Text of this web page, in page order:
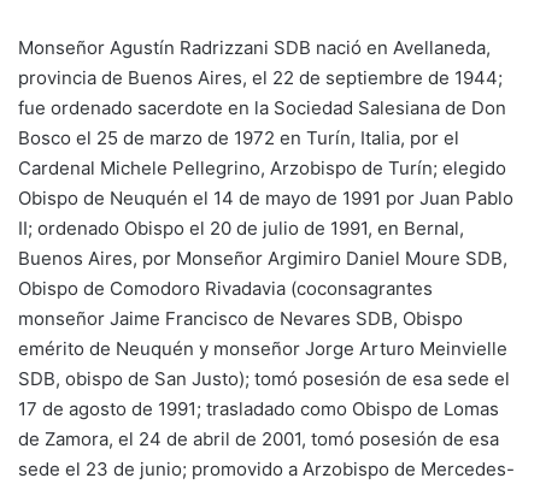
Monseñor Agustín Radrizzani SDB nació en Avellaneda,
provincia de Buenos Aires, el 22 de septiembre de 1944;
fue ordenado sacerdote en la Sociedad Salesiana de Don
Bosco el 25 de marzo de 1972 en Turín, Italia, por el
Cardenal Michele Pellegrino, Arzobispo de Turín; elegido
Obispo de Neuquén el 14 de mayo de 1991 por Juan Pablo
II; ordenado Obispo el 20 de julio de 1991, en Bernal,
Buenos Aires, por Monseñor Argimiro Daniel Moure SDB,
Obispo de Comodoro Rivadavia (coconsagrantes
monseñor Jaime Francisco de Nevares SDB, Obispo
emérito de Neuquén y monseñor Jorge Arturo Meinvielle
SDB, obispo de San Justo); tomó posesión de esa sede el
17 de agosto de 1991; trasladado como Obispo de Lomas
de Zamora, el 24 de abril de 2001, tomó posesión de esa
sede el 23 de junio; promovido a Arzobispo de Mercedes-